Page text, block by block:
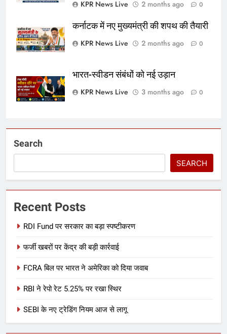
KPR News Live 2 months ago 0
कर्नाटक में नए मुख्यमंत्री की शपथ की तैयारी
KPR News Live
2 months ago 0
भारत-स्वीडन संबंधों को नई उड़ान
KPR News Live
3 months ago 0
Search
SEARCH
Recent Posts
RDI Fund पर सरकार का बड़ा स्पष्टीकरण
फर्जी खबरों पर केंद्र की बड़ी कार्रवाई
FCRA बिल पर भारत ने अमेरिका को दिया जवाब
RBI ने रेपो रेट 5.25% पर रखा स्थिर
SEBI के नए ट्रेडिंग नियम आज से लागू